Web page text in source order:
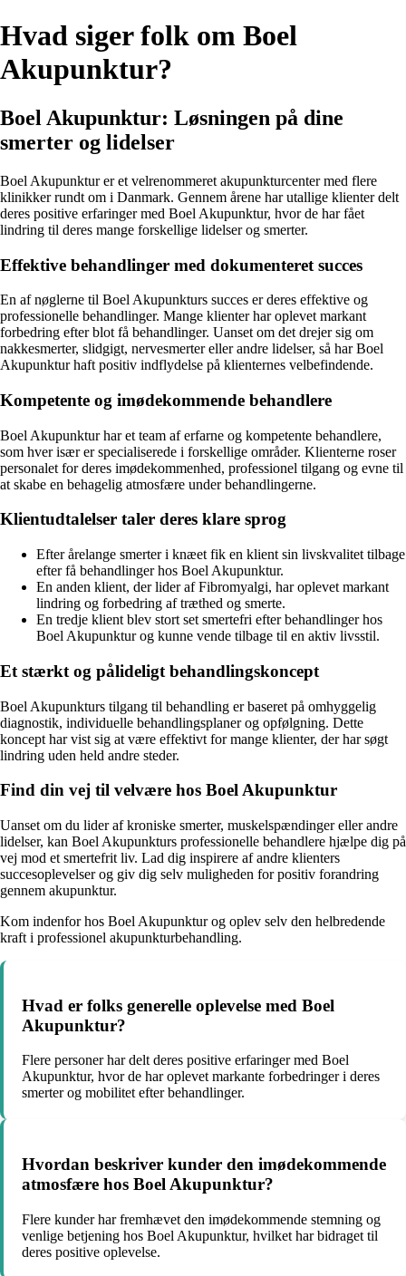
Hvad siger folk om Boel
Akupunktur?
Boel Akupunktur: Løsningen på dine
smerter og lidelser
Boel Akupunktur er et velrenommeret akupunkturcenter med flere
klinikker rundt om i Danmark. Gennem årene har utallige klienter delt
deres positive erfaringer med Boel Akupunktur, hvor de har fået
lindring til deres mange forskellige lidelser og smerter.
Effektive behandlinger med dokumenteret succes
En af nøglerne til Boel Akupunkturs succes er deres effektive og
professionelle behandlinger. Mange klienter har oplevet markant
forbedring efter blot få behandlinger. Uanset om det drejer sig om
nakkesmerter, slidgigt, nervesmerter eller andre lidelser, så har Boel
Akupunktur haft positiv indflydelse på klienternes velbefindende.
Kompetente og imødekommende behandlere
Boel Akupunktur har et team af erfarne og kompetente behandlere,
som hver især er specialiserede i forskellige områder. Klienterne roser
personalet for deres imødekommenhed, professionel tilgang og evne til
at skabe en behagelig atmosfære under behandlingerne.
Klientudtalelser taler deres klare sprog
Efter årelange smerter i knæet fik en klient sin livskvalitet tilbage
efter få behandlinger hos Boel Akupunktur.
En anden klient, der lider af Fibromyalgi, har oplevet markant
lindring og forbedring af træthed og smerte.
En tredje klient blev stort set smertefri efter behandlinger hos
Boel Akupunktur og kunne vende tilbage til en aktiv livsstil.
Et stærkt og pålideligt behandlingskoncept
Boel Akupunkturs tilgang til behandling er baseret på omhyggelig
diagnostik, individuelle behandlingsplaner og opfølgning. Dette
koncept har vist sig at være effektivt for mange klienter, der har søgt
lindring uden held andre steder.
Find din vej til velvære hos Boel Akupunktur
Uanset om du lider af kroniske smerter, muskelspændinger eller andre
lidelser, kan Boel Akupunkturs professionelle behandlere hjælpe dig på
vej mod et smertefrit liv. Lad dig inspirere af andre klienters
succesoplevelser og giv dig selv muligheden for positiv forandring
gennem akupunktur.
Kom indenfor hos Boel Akupunktur og oplev selv den helbredende
kraft i professionel akupunkturbehandling.
Hvad er folks generelle oplevelse med Boel
Akupunktur?
Flere personer har delt deres positive erfaringer med Boel
Akupunktur, hvor de har oplevet markante forbedringer i deres
smerter og mobilitet efter behandlinger.
Hvordan beskriver kunder den imødekommende
atmosfære hos Boel Akupunktur?
Flere kunder har fremhævet den imødekommende stemning og
venlige betjening hos Boel Akupunktur, hvilket har bidraget til
deres positive oplevelse.